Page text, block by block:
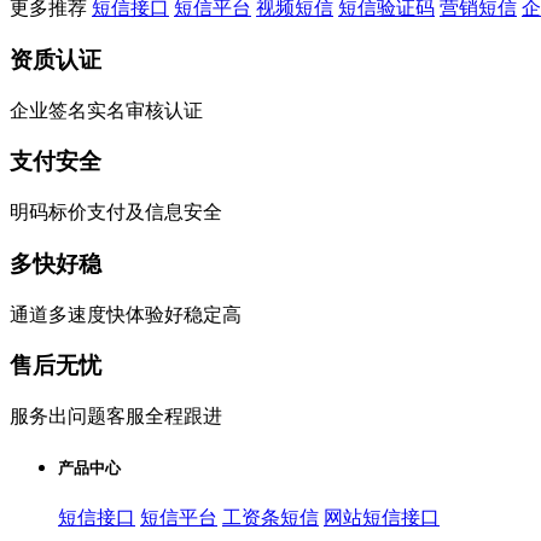
更多推荐 短信接口 短信平台 视频短信 短信验证码 营销短信
资质认证
企业签名实名审核认证
支付安全
明码标价支付及信息安全
多快好稳
通道多速度快体验好稳定高
售后无忧
服务出问题客服全程跟进
产品中心
短信接口 短信平台 工资条短信 网站短信接口